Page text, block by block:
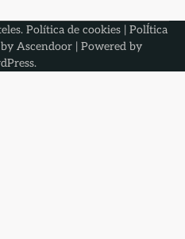
. Política de cookies| PolÍtica
Ascendoor| Powered by
.